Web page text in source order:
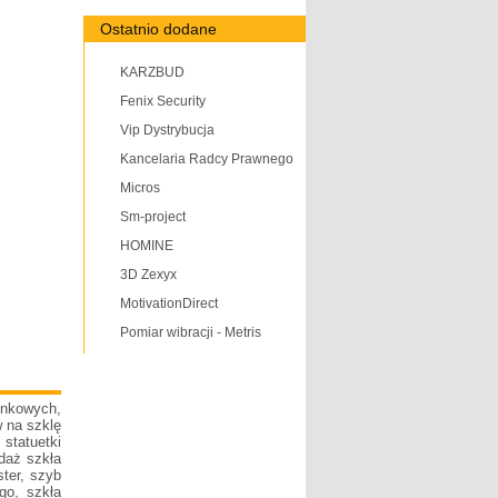
na szklę
statuetki
szkła
szyb
szkła
Ostatnio dodane
KARZBUD
Fenix Security
Vip Dystrybucja
Kancelaria Radcy Prawnego
Micros
Sm-project
HOMINE
3D Zexyx
MotivationDirect
Pomiar wibracji - Metris